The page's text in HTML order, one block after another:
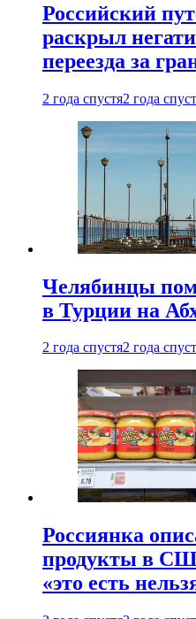
Российский
раскрыл
переезда за
2 года спустя2 года
Челябинцы
в Турции на
2 года спустя2 года
Россиянка
продукты в
«это есть